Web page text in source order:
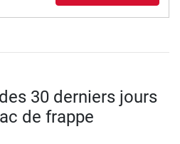
30 derniers jours
de frappe